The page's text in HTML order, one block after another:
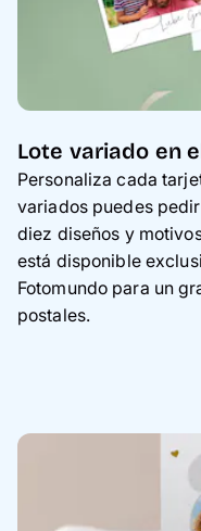
Lote variado en
Personaliza cada
variados puedes
diez diseños y
está disponible
Fotomundo para un
postales.